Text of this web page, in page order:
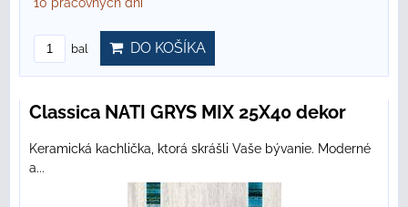
bal DO KOŠÍKA
Classica NATI GRYS MIX 25X40 dekor
Keramická kachlička, ktorá skrášli Vaše bývanie. Moderné
a...